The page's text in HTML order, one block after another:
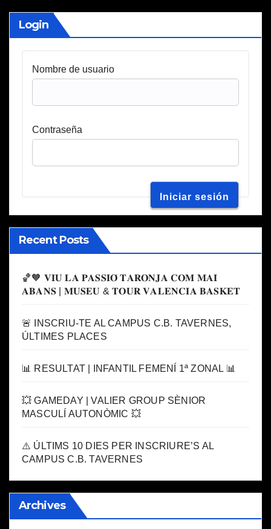
Login
Nombre de usuario
Contraseña
Recent Posts
🏀🧡 𝐕𝐈𝐔 𝐋𝐀 𝐏𝐀𝐒𝐒𝐈𝐎́ 𝐓𝐀𝐑𝐎𝐍𝐉𝐀 𝐂𝐎𝐌 𝐌𝐀𝐈
𝐀𝐁𝐀𝐍𝐒 | 𝐌𝐔𝐒𝐄𝐔 & 𝐓𝐎𝐔𝐑 𝐕𝐀𝐋𝐄𝐍𝐂𝐈𝐀 𝐁𝐀𝐒𝐊𝐄𝐓
🚨 INSCRIU-TE AL CAMPUS C.B. TAVERNES,
ÚLTIMES PLACES
📊 RESULTAT | INFANTIL FEMENÍ 1ª ZONAL 📊
💥 GAMEDAY | VALIER GROUP SÈNIOR
MASCULÍ AUTONÒMIC 💥
⚠️ ÚLTIMS 10 DIES PER INSCRIURE’S AL
CAMPUS C.B. TAVERNES
Archives